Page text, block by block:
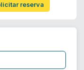
reserva